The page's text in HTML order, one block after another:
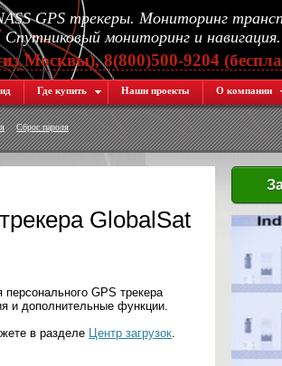
GPS трекеры. Мониторинг
Спутниковый мониторинг и
из Москвы), 8(800)500-9204
Где купить Наши проекты О компании
Сброс пароля
GlobalSat
GPS трекера
и дополнительные функции.
в разделе Центр загрузок.